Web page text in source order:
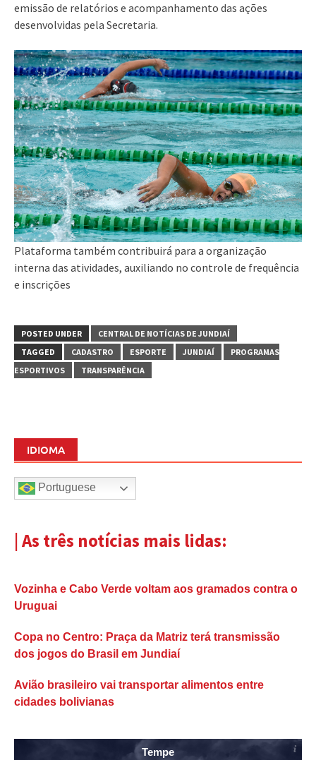
emissão de relatórios e acompanhamento das ações
desenvolvidas pela Secretaria.
Plataforma também contribuirá para a organização
interna das atividades, auxiliando no controle de frequência
e inscrições
POSTED UNDER
CENTRAL DE NOTÍCIAS DE JUNDIAÍ
TAGGED
CADASTRO ESPORTE JUNDIAÍ
PROGRAMAS
ESPORTIVOS
TRANSPARÊNCIA
IDIOMA
Portuguese
| As três notícias mais lidas:
Vozinha e Cabo Verde voltam aos gramados contra o
Uruguai
Copa no Centro: Praça da Matriz terá transmissão
dos jogos do Brasil em Jundiaí
Avião brasileiro vai transportar alimentos entre
cidades bolivianas
Tempe